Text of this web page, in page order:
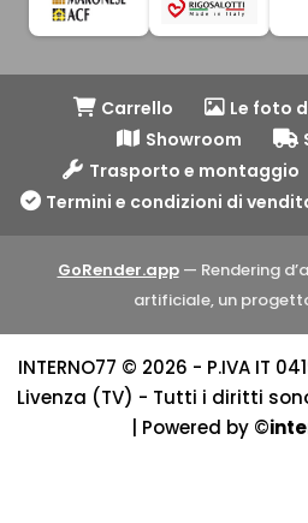
Carrello
Le foto
Showroom
Trasporto e montaggio
Termini e condizioni di
GoRender.app— Rendering
artificiale, un
INTERNO77 © 2026 - P.IVA IT
Livenza (TV) - Tutti i diritti
| Powered by ©